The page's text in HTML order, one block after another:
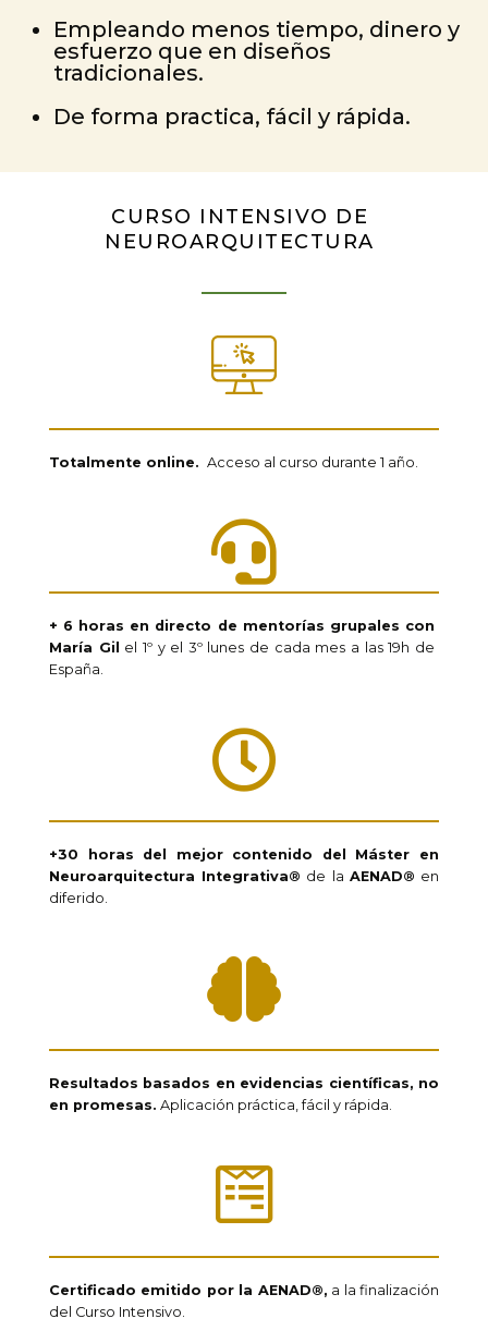
Empleando menos tiempo, dinero y
esfuerzo que en diseños
tradicionales.
De forma practica, fácil y rápida.
CURSO INTENSIVO DE
NEUROARQUITECTURA
Totalmente online. Acceso al curso durante 1 año.
+ 6 horas en directo de mentorías grupales con
María Gil
el 1º y el 3º lunes de cada mes a las 19h de
España.
+30 horas del mejor contenido del Máster en
Neuroarquitectura Integrativa® de la AENAD® en
diferido.
Resultados basados en evidencias científicas, no
en promesas. Aplicación práctica, fácil y rápida.
Certificado emitido por la AENAD®, a la finalización
del Curso Intensivo.